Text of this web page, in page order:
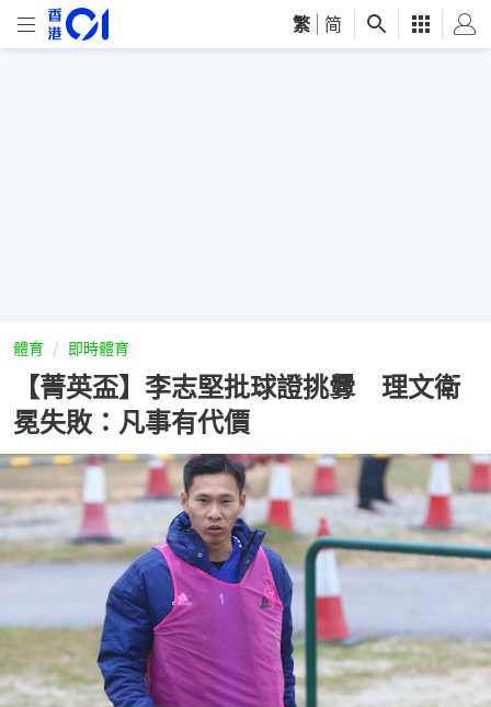
繁 简
體育 即時體育
【菁英盃】李志堅批球證挑釁 理文衛
冕失敗：凡事有代價